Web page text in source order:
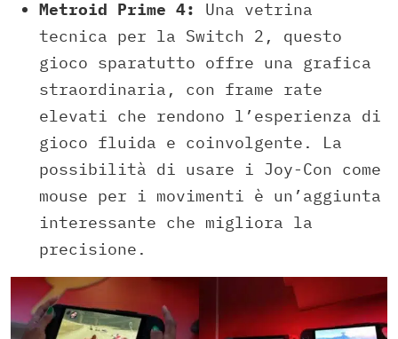
Metroid Prime 4:
Una vetrina
tecnica per la Switch 2, questo
gioco sparatutto offre una grafica
straordinaria, con frame rate
elevati che rendono l’esperienza di
gioco fluida e coinvolgente. La
possibilità di usare i Joy-Con come
mouse per i movimenti è un’aggiunta
interessante che migliora la
precisione.